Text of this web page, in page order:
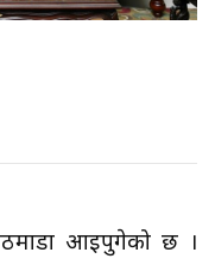
आइपुगेको छ ।